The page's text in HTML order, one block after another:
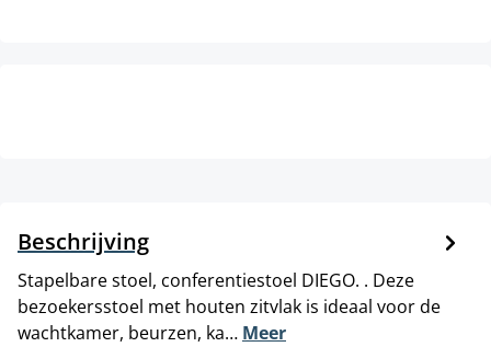
Beschrijving
Stapelbare stoel, conferentiestoel DIEGO. . Deze
bezoekersstoel met houten zitvlak is ideaal voor de
wachtkamer, beurzen, ka… Meer